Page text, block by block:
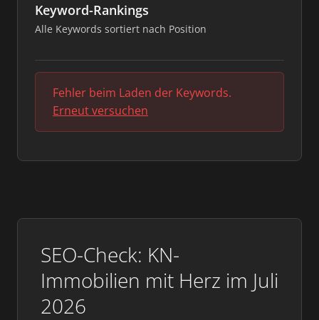
SEO-Check: KN-
Immobilien mit Herz im Juli
2026
Keyword-Rankings
Alle Keywords sortiert nach Position
Fehler beim Laden der Keywords.
Erneut versuchen